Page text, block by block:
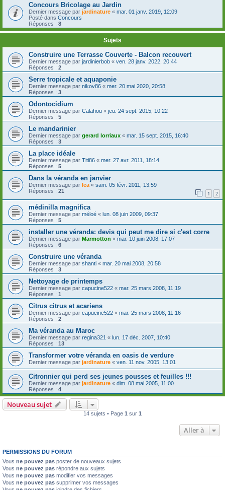
Concours Bricolage au Jardin
Dernier message par jardinature « mar. 01 janv. 2019, 12:09
Posté dans Concours
Réponses : 8
Sujets
Construire une Terrasse Couverte - Balcon recouvert
Dernier message par jardinierbob « ven. 28 janv. 2022, 20:44
Réponses : 2
Serre tropicale et aquaponie
Dernier message par nikov86 « mer. 20 mai 2020, 20:58
Réponses : 3
Odontocidium
Dernier message par Calahou « jeu. 24 sept. 2015, 10:22
Réponses : 5
Le mandarinier
Dernier message par gerard lorriaux « mar. 15 sept. 2015, 16:40
Réponses : 3
La place idéale
Dernier message par Titi86 « mer. 27 avr. 2011, 18:14
Réponses : 5
Dans la véranda en janvier
Dernier message par lea « sam. 05 févr. 2011, 13:59
Réponses : 21 1 2
médinilla magnifica
Dernier message par méloé « lun. 08 juin 2009, 09:37
Réponses : 5
installer une véranda: devis qui peut me dire si c'est corre
Dernier message par Marmotton « mar. 10 juin 2008, 17:07
Réponses : 6
Construire une véranda
Dernier message par shanti « mar. 20 mai 2008, 20:58
Réponses : 3
Nettoyage de printemps
Dernier message par capucine522 « mar. 25 mars 2008, 11:19
Réponses : 1
Citrus citrus et acariens
Dernier message par capucine522 « mar. 25 mars 2008, 11:16
Réponses : 2
Ma véranda au Maroc
Dernier message par regina321 « lun. 17 déc. 2007, 10:40
Réponses : 13
Transformer votre véranda en oasis de verdure
Dernier message par jardinature « ven. 11 nov. 2005, 13:01
Citronnier qui perd ses jeunes pousses et feuilles !!!
Dernier message par jardinature « dim. 08 mai 2005, 11:00
Réponses : 4
Nouveau sujet
14 sujets • Page 1 sur 1
Aller à
PERMISSIONS DU FORUM
Vous ne pouvez pas poster de nouveaux sujets
Vous ne pouvez pas répondre aux sujets
Vous ne pouvez pas modifier vos messages
Vous ne pouvez pas supprimer vos messages